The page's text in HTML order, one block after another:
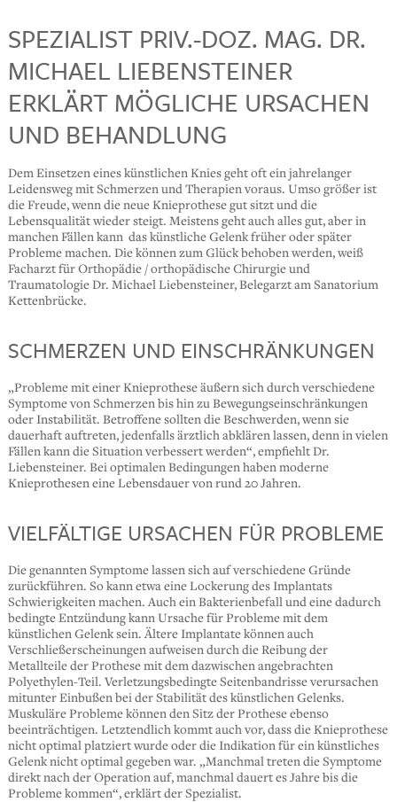
SPEZIALIST PRIV.-DOZ. MAG. DR.
MICHAEL LIEBENSTEINER
ERKLÄRT MÖGLICHE URSACHEN
UND BEHANDLUNG
Dem Einsetzen eines künstlichen Knies geht oft ein jahrelanger
Leidensweg mit Schmerzen und Therapien voraus. Umso größer ist
die Freude, wenn die neue Knieprothese gut sitzt und die
Lebensqualität wieder steigt. Meistens geht auch alles gut, aber in
manchen Fällen kann das künstliche Gelenk früher oder später
Probleme machen. Die können zum Glück behoben werden, weiß
Facharzt für Orthopädie / orthopädische Chirurgie und
Traumatologie Dr. Michael Liebensteiner, Belegarzt am Sanatorium
Kettenbrücke.
SCHMERZEN UND EINSCHRÄNKUNGEN
„Probleme mit einer Knieprothese äußern sich durch verschiedene
Symptome von Schmerzen bis hin zu Bewegungseinschränkungen
oder Instabilität. Betroffene sollten die Beschwerden, wenn sie
dauerhaft auftreten, jedenfalls ärztlich abklären lassen, denn in vielen
Fällen kann die Situation verbessert werden“, empfiehlt Dr.
Liebensteiner. Bei optimalen Bedingungen haben moderne
Knieprothesen eine Lebensdauer von rund 20 Jahren.
VIELFÄLTIGE URSACHEN FÜR PROBLEME
Die genannten Symptome lassen sich auf verschiedene Gründe
zurückführen. So kann etwa eine Lockerung des Implantats
Schwierigkeiten machen. Auch ein Bakterienbefall und eine dadurch
bedingte Entzündung kann Ursache für Probleme mit dem
künstlichen Gelenk sein. Ältere Implantate können auch
Verschließerscheinungen aufweisen durch die Reibung der
Metallteile der Prothese mit dem dazwischen angebrachten
Polyethylen-Teil. Verletzungsbedingte Seitenbandrisse verursachen
mitunter Einbußen bei der Stabilität des künstlichen Gelenks.
Muskuläre Probleme können den Sitz der Prothese ebenso
beeinträchtigen. Letztendlich kommt auch vor, dass die Knieprothese
nicht optimal platziert wurde oder die Indikation für ein künstliches
Gelenk nicht optimal gegeben war. „Manchmal treten die Symptome
direkt nach der Operation auf, manchmal dauert es Jahre bis die
Probleme kommen“, erklärt der Spezialist.